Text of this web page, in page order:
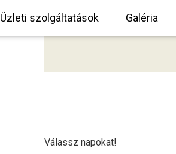
Üzleti szolgáltatások Galéria
Válassz napokat!